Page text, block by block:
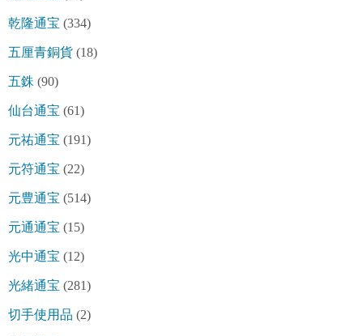
乾隆通宝 (334)
五厘青銅貨 (18)
五銖 (90)
仙台通宝 (61)
元祐通宝 (191)
元符通宝 (22)
元豊通宝 (514)
元通通宝 (15)
光中通宝 (12)
光緒通宝 (281)
切手使用品 (2)